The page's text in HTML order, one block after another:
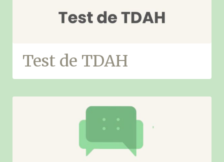
Test de TDAH